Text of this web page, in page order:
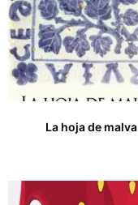
La hoja de malva